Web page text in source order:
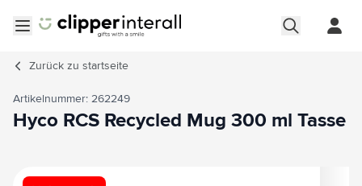
Zurück zu startseite
Hauptbild
Klicken Sie, um das Bild im Vollbildmodus zu sehen
Artikelnummer: 262249
Hyco RCS Recycled Mug 300 ml Tasse